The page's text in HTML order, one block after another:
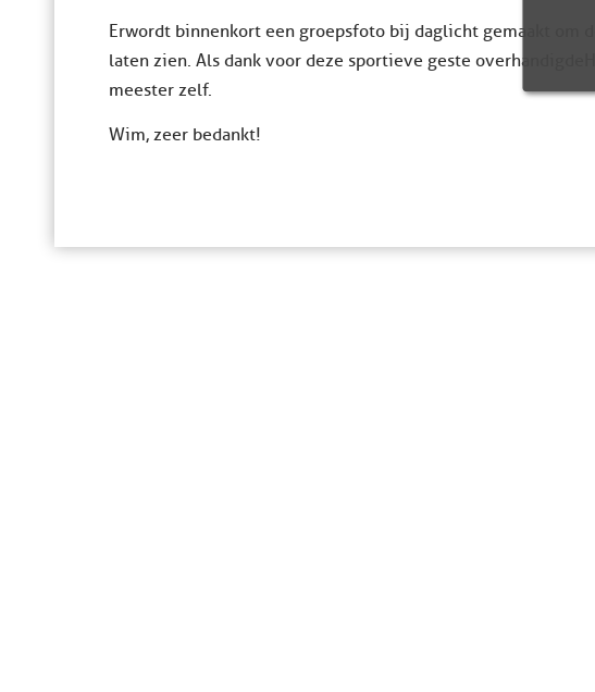
Er wordt binnenkort een groepsfoto bij daglicht gemaakt om
laten zien. Als dank voor deze sportieve geste
meester zelf.
Wim, zeer bedankt!